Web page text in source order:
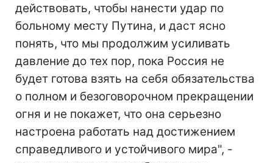
действовать, чтобы нанести удар по
больному месту Путина, и даст ясно
понять, что мы продолжим усиливать
давление до тех пор, пока Россия не
будет готова взять на себя обязательства
о полном и безоговорочном прекращении
огня и не покажет, что она серьезно
настроена работать над достижением
справедливого и устойчивого мира", -